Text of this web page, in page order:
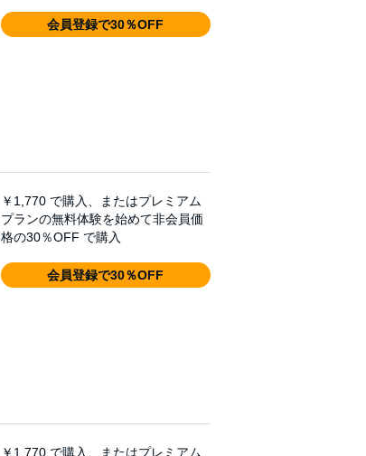
会員登録で30％OFF
￥1,770 で購入、またはプレミアム
プランの無料体験を始めて非会員価
格の30％OFF で購入
会員登録で30％OFF
￥1,770 で購入、またはプレミアム